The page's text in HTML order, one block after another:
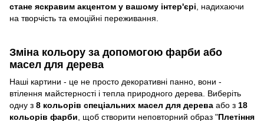
стане яскравим акцентом у вашому інтер'єрі , надихаючи
на творчість та емоційні переживання.
Зміна кольору за допомогою фарби або
масел для дерева
Наші картини - це не просто декоративні панно, вони -
втілення майстерності і тепла природного дерева. Виберіть
одну з 8 кольорів спеціальних масел для дерева або з 18
кольорів фарби , щоб створити неповторний образ "Плетіння